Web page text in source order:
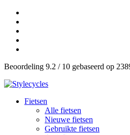
Beoordeling 9.2 / 10 gebaseerd op
Fietsen
Alle fietsen
Nieuwe fietsen
Gebruikte fietsen